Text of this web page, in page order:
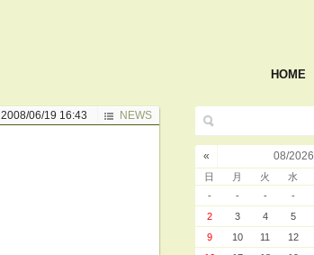
HOME
2008/06/19 16:43 NEWS
« 08/2026
日 月 火 水
-
- - -
2
3 4 5
9
10 11 12